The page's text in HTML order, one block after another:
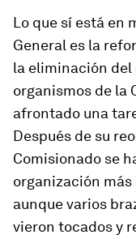
Lo que sí está en
General es la
la eliminación
organismos de la
afrontado una
Después de su
Comisionado se
organización
aunque varios
vieron tocados y